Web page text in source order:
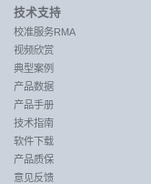
技术支持
校准服务RMA
视频欣赏
典型案例
产品数据
产品手册
技术指南
软件下载
产品质保
意见反馈